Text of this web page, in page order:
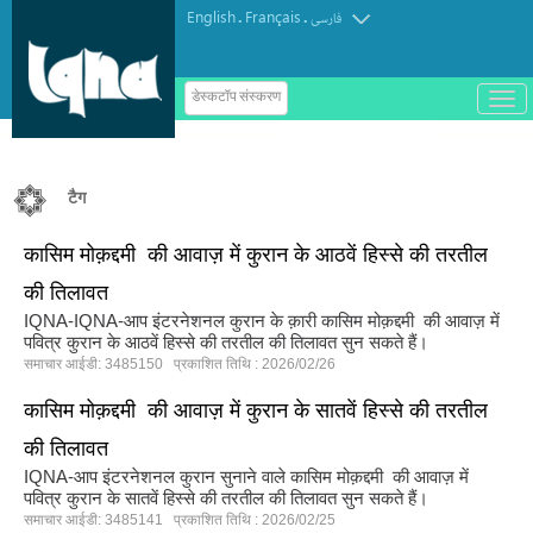
English. Français.فارسی
डेस्कटॉप संस्करण
ب
ا
टैग
कासिम मोक़द्दमी की आवाज़ में कुरान के आठवें हिस्से की तरतील
की तिलावत
IQNA-IQNA-आप इंटरनेशनल कुरान के क़ारी कासिम मोक़द्दमी की आवाज़ में
पवित्र कुरान के आठवें हिस्से की तरतील की तिलावत सुन सकते हैं।
समाचार आईडी: 3485150 प्रकाशित तिथि : 2026/02/26
कासिम मोक़द्दमी की आवाज़ में कुरान के सातवें हिस्से की तरतील
की तिलावत
IQNA-आप इंटरनेशनल कुरान सुनाने वाले कासिम मोक़द्दमी की आवाज़ में
पवित्र कुरान के सातवें हिस्से की तरतील की तिलावत सुन सकते हैं।
समाचार आईडी: 3485141 प्रकाशित तिथि : 2026/02/25